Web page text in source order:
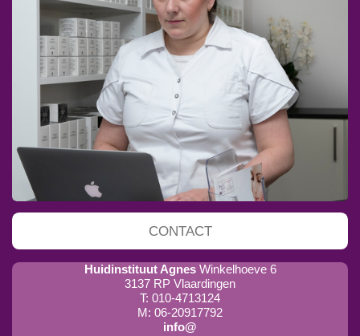
CONTACT
Huidinstituut Agnes Winkelhoeve 6
3137 RP Vlaardingen
T: 010-4713124
M: 06-20917792
info@